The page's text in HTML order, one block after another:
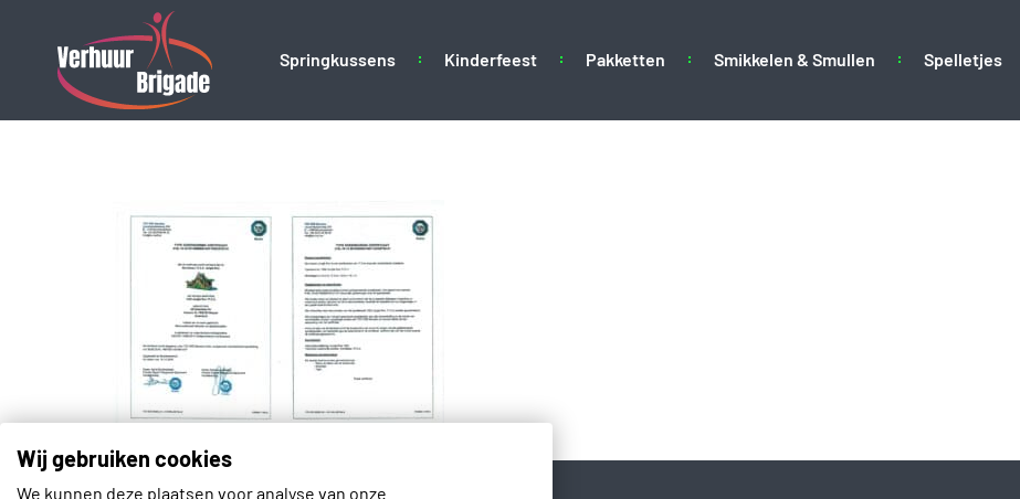
Springkussens Kinderfeest Pakketten Smikkelen & Smullen Spelletjes
Wij gebruiken cookies
We kunnen deze plaatsen voor analyse van onze